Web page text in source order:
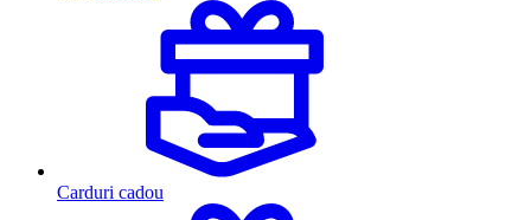
Carduri cadou